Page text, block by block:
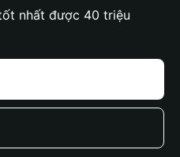
nhất được 40 triệu